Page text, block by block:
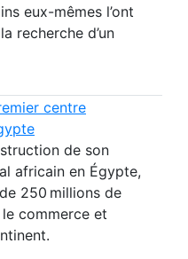
eux-mêmes l’ont
recherche d’un
centre
de son
africain en Égypte,
250 millions de
commerce et